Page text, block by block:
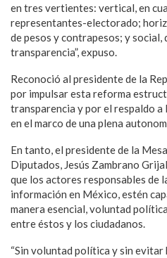
en tres vertientes: vertical, en
representantes-electorado;
de pesos y contrapesos; y social,
transparencia”, expuso.
Reconoció al presidente de la
por impulsar esta reforma
transparencia y por el respaldo
en el marco de una plena
En tanto, el presidente de la
Diputados, Jesús Zambrano
que los actores responsables de
información en México, estén
manera esencial, voluntad
entre éstos y los ciudadanos.
“Sin voluntad política y sin